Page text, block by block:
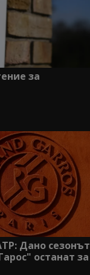
за
Дано сезонът
останат за